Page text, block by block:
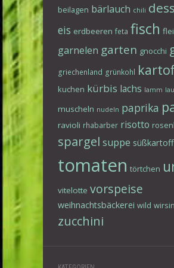
beilagen bärlauch chili
eis erdbeeren feta fisch
garnelen garten gnocchi
griechenland grünkohl
kuchen kürbis lachs lamm
muscheln nudeln paprika
ravioli rhabarber risotto
spargel suppe
tomaten törtchen
vitelotte vorspeise
weihnachtsbäckerei wild
zucchini